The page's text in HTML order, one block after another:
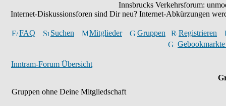
Innsbrucks Verkehrsforum:
Internet-Diskussionsforen sind Dir neu? Internet-Abkürzungen
FAQ Suchen Mitglieder Gruppen
Registrieren
Inntram-Forum Übersicht
Gruppen ohne Deine Mitgliedschaft